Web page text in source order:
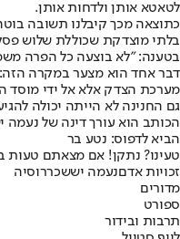
לטאטא אותן ולדחות אותן.
כתוצאה מכך קיבלנו תשובה
בלתי מוצדקת שכוללת שלוש
בטענה: "לא בוצעה כל הפרה
דבר אחד הוא מצער במקרה
מערכת הצדק אלא אל ידי מוסד
גם החנינה לא הייתה יכולה
הכותב הוא עורך דינה של נעמה
הביא לדפוס: נטע בר
טעינו? נתקן! אם מצאתם
זכויות אדםנעמה יששכררוסיה
מדורים
ספורט
תרבות ובידור